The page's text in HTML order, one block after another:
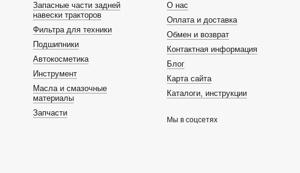
Запасные части задней
навески тракторов
Фильтра для техники
Подшипники
Автокосметика
Инструмент
Масла и смазочные
материалы
Запчасти
О нас
Оплата и доставка
Обмен и возврат
Контактная информация
Блог
Карта сайта
Каталоги, инструкции
Мы в соцсетях